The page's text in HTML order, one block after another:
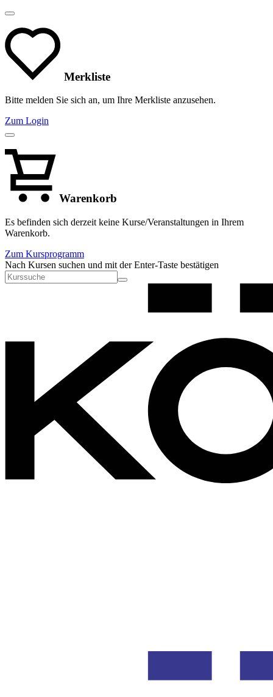
Merkliste
Bitte melden Sie sich an, um Ihre Merkliste anzusehen.
Zum Login
Warenkorb
Es befinden sich derzeit keine Kurse/Veranstaltungen in Ihrem
Warenkorb.
Zum Kursprogramm
Nach Kursen suchen und mit der Enter-Taste bestätigen